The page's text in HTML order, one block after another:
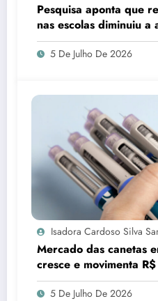
Pesquisa aponta que
nas escolas diminuiu a
estudantes
5 De Julho De 2026
Isadora Cardoso Silva
Mercado das canetas
cresce e movimenta
quatro anos
5 De Julho De 2026